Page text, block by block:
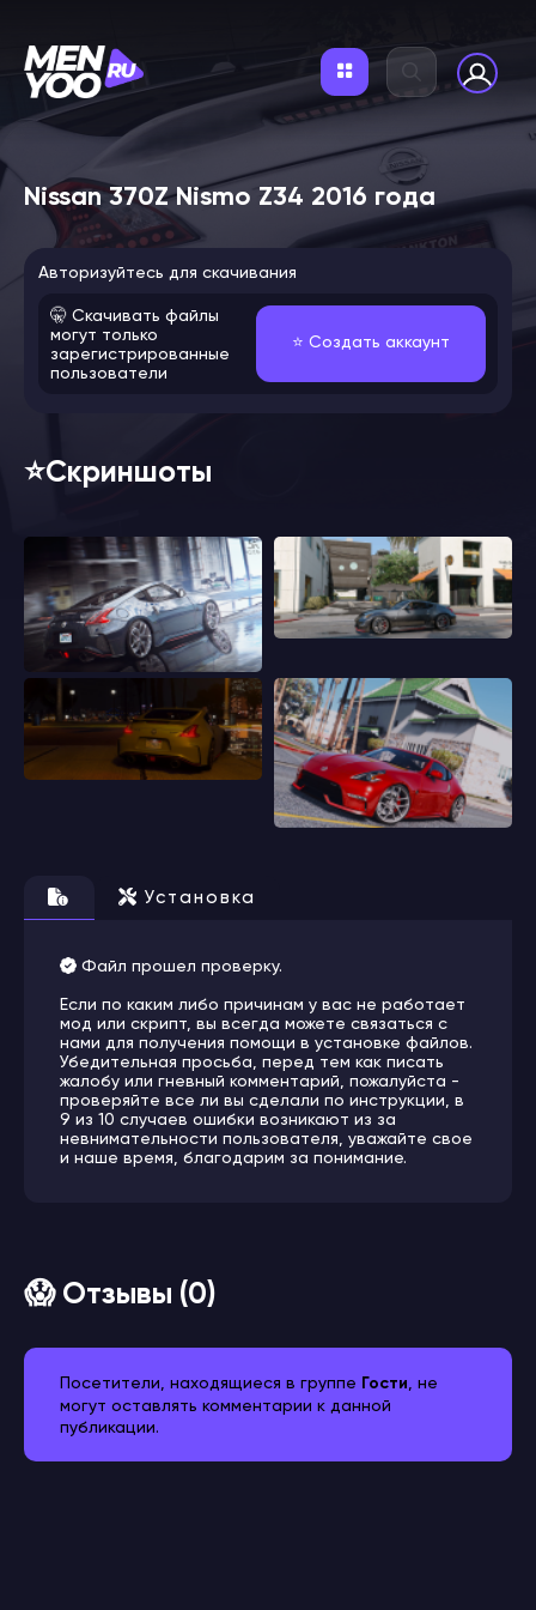
Nissan 370Z Nismo Z34 2016 года
Авторизуйтесь для скачивания
🤫 Скачивать файлы
могут только
зарегистрированные
пользователи
⭐️ Создать аккаунт
⭐️Скриншоты
Установка
Файл прошел проверку.
Если по каким либо причинам у вас не работает
мод или скрипт, вы всегда можете связаться с
нами для получения помощи в установке файлов.
Убедительная просьба, перед тем как писать
жалобу или гневный комментарий, пожалуйста -
проверяйте все ли вы сделали по инструкции, в
9 из 10 случаев ошибки возникают из за
невнимательности пользователя, уважайте свое
и наше время, благодарим за понимание.
😱 Отзывы (0)
Посетители, находящиеся в группе Гости , не
могут оставлять комментарии к данной
публикации.